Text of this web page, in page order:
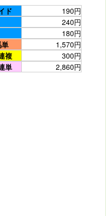
ド
190円
240円
180円
1,570円
複
300円
単
2,860円